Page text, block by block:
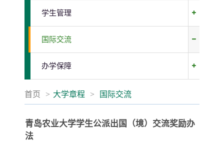
学生管理
国际交流
办学保障
首页 > 大学章程 > 国际交流
青岛农业大学学生公派出国（境）交流奖励办
法